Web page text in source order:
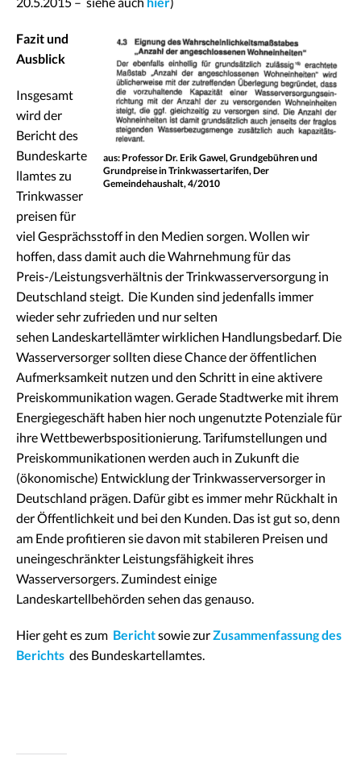
aus: Professor Dr. Erik Gawel, Grundgebühren und
Grundpreise in Trinkwassertarifen, Der
Gemeindehaushalt, 4/2010
Fazit und
Ausblick
Insgesamt
wird der
Bericht des
Bundeskarte
llamtes zu
Trinkwasser
preisen für
viel Gesprächsstoff in den Medien sorgen. Wollen wir
hoffen, dass damit auch die Wahrnehmung für das
Preis-/Leistungsverhältnis der Trinkwasserversorgung in
Deutschland steigt. Die Kunden sind jedenfalls immer
wieder sehr zufrieden und nur selten
sehen Landeskartellämter wirklichen Handlungsbedarf. Die
Wasserversorger sollten diese Chance der öffentlichen
Aufmerksamkeit nutzen und den Schritt in eine aktivere
Preiskommunikation wagen. Gerade Stadtwerke mit ihrem
Energiegeschäft haben hier noch ungenutzte Potenziale für
ihre Wettbewerbspositionierung. Tarifumstellungen und
Preiskommunikationen werden auch in Zukunft die
(ökonomische) Entwicklung der Trinkwasserversorger in
Deutschland prägen. Dafür gibt es immer mehr Rückhalt in
der Öffentlichkeit und bei den Kunden. Das ist gut so, denn
am Ende profitieren sie davon mit stabileren Preisen und
uneingeschränkter Leistungsfähigkeit ihres
Wasserversorgers. Zumindest einige
Landeskartellbehörden sehen das genauso.
Hier geht es zum Berichtsowie zurZusammenfassung des
Berichts des Bundeskartellamtes.